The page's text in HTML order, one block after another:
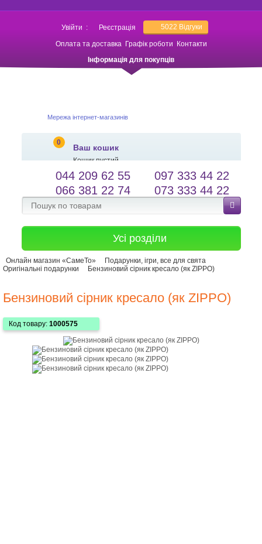
Увійти : Реєстрація 5022 Відгуки
Оплата та доставка Графік роботи
Контакти
Інформація для покупців
Мережа інтернет-магазинів
0
Ваш кошик
Кошик пустий
salessameto@gmail.com
Зворотній зв'язок
Мова сайту
044 209 62 55
097 333 44 22
066 381 22 74
073 333 44 22
Усі розділи
Онлайн магазин «СамеТо»
Подарунки, ігри, все для свята
Оригінальні подарунки
Бензиновий сірник кресало (як ZIPPO)
Бензиновий сірник кресало (як ZIPPO)
Код товару: 1000575